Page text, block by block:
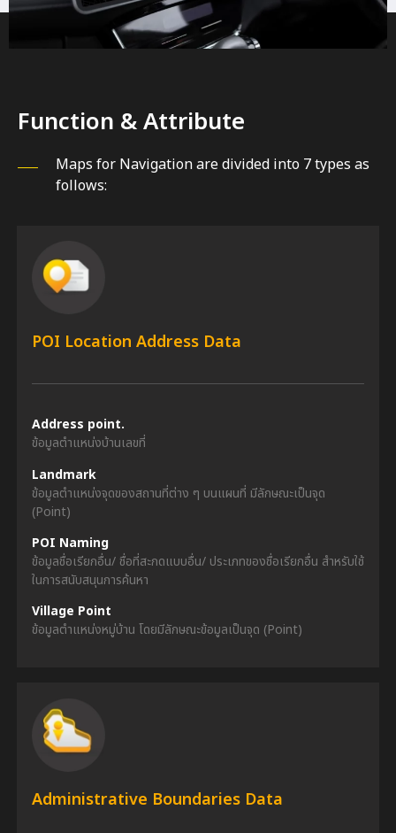
Function & Attribute
Maps for Navigation are divided into 7 types as
follows:
POI Location Address Data
Address point.
ข้อมูลตำแหน่งบ้านเลขที่
Landmark
ข้อมูลตำแหน่งจุดของสถานที่ต่าง ๆ บนแผนที่ มีลักษณะเป็นจุด
(Point)
POI Naming
ข้อมูลชื่อเรียกอื่น/ ชื่อที่สะกดแบบอื่น/ ประเภทของชื่อเรียกอื่น สำหรับใช้
ในการสนับสนุนการค้นหา
Village Point
ข้อมูลตำแหน่งหมู่บ้าน โดยมีลักษณะข้อมูลเป็นจุด (Point)
Administrative Boundaries Data